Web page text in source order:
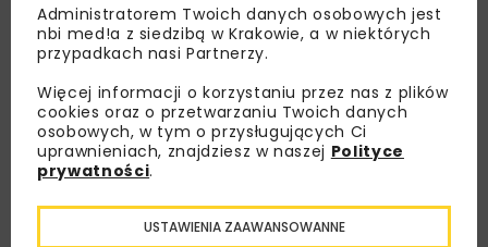
Regulaminemoraz wyrażam zgodę na otrzymywanie na
podany przeze mnie adres e-mail korespondencji
handlowej w postaci newslettera.
Administratorem Twoich danych osobowych jest
nbi med!a z siedzibą w Krakowie, a w niektórych
przypadkach nasi Partnerzy.
Więcej informacji o korzystaniu przez nas z plików
cookies oraz o przetwarzaniu Twoich danych
osobowych, w tym o przysługujących Ci
uprawnieniach, znajdziesz w naszej Polityce
prywatności.
USTAWIENIA ZAAWANSOWANNE